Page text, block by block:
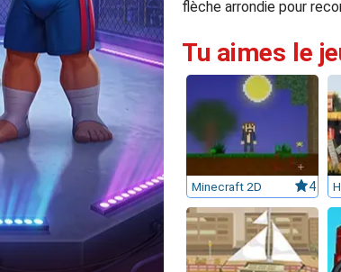
flèche arrondie pour
Tu aimes le
Minecraft 2D 4